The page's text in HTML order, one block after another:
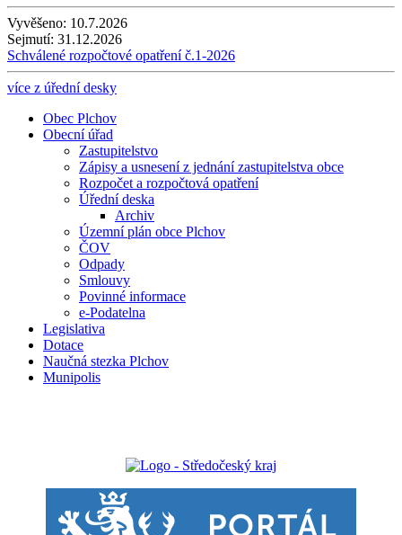
Vyvěšeno: 10.7.2026
Sejmutí: 31.12.2026
Schválené rozpočtové opatření č.1-2026
více z úřední desky
Obec Plchov
Obecní úřad
Zastupitelstvo
Zápisy a usnesení z jednání zastupitelstva obce
Rozpočet a rozpočtová opatření
Úřední deska
Archiv
Územní plán obce Plchov
ČOV
Odpady
Smlouvy
Povinné informace
e-Podatelna
Legislativa
Dotace
Naučná stezka Plchov
Munipolis